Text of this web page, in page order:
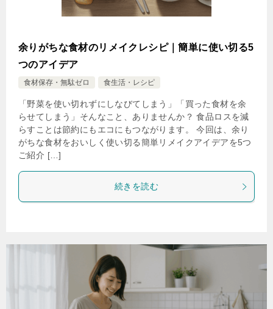
余りがちな食材のリメイクレシピ｜簡単に使い切る5
つのアイデア
食材保存・無駄ゼロ 食生活・レシピ
「野菜を使い切れずにしなびてしまう」「買った食材を余
らせてしまう」そんなこと、ありませんか？ 食品ロスを減
らすことは節約にもエコにもつながります。 今回は、余り
がちな食材をおいしく使い切る簡単リメイクアイデアを5つ
ご紹介 […]
続きを読む